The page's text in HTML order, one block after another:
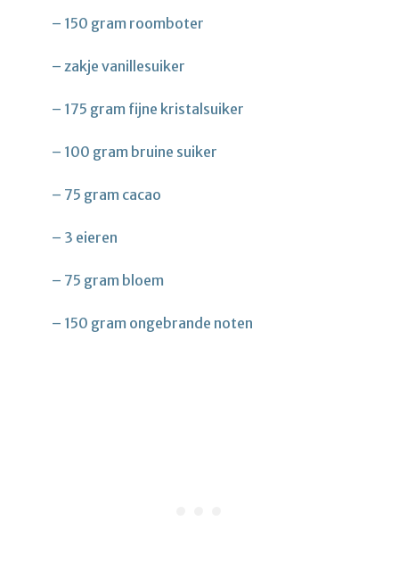
– 150 gram roomboter
– zakje vanillesuiker
– 175 gram fijne kristalsuiker
– 100 gram bruine suiker
– 75 gram cacao
– 3 eieren
– 75 gram bloem
– 150 gram ongebrande noten